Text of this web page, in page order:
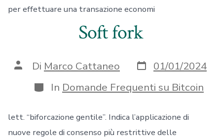
per effettuare una transazione economi
Soft fork
Autore
articolo
Di Marco Cattaneo Data
articolo
01/01/2024
Categorie
In Domande Frequenti su Bitcoin
lett. “biforcazione gentile”. Indica l’applicazione di
nuove regole di consenso più restrittive delle